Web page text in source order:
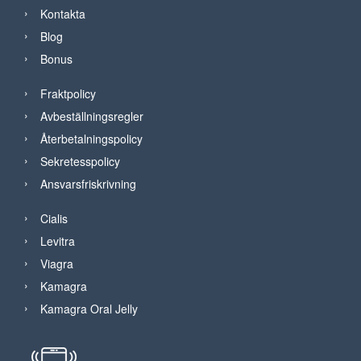
Kontakta
Blog
Bonus
Fraktpolicy
Avbeställningsregler
Återbetalningspolicy
Sekretesspolicy
Ansvarsfriskrivning
Cialis
Levitra
Viagra
Kamagra
Kamagra Oral Jelly